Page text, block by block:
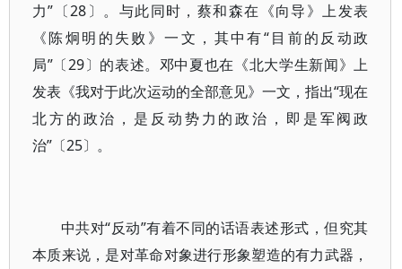
力”〔28〕。与此同时，蔡和森在《向导》上发表
《陈炯明的失败》一文，其中有“目前的反动政
局”〔29〕的表述。邓中夏也在《北大学生新闻》上
发表《我对于此次运动的全部意见》一文，指出“现在
北方的政治，是反动势力的政治，即是军阀政
治”〔25〕。
中共对“反动”有着不同的话语表述形式，但究其
本质来说，是对革命对象进行形象塑造的有力武器，